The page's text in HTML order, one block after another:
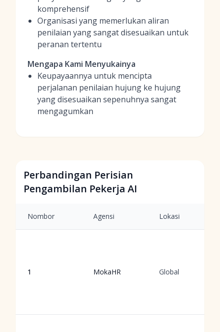
komprehensif
Organisasi yang memerlukan aliran
penilaian yang sangat disesuaikan untuk
peranan tertentu
Mengapa Kami Menyukainya
Keupayaannya untuk mencipta
perjalanan penilaian hujung ke hujung
yang disesuaikan sepenuhnya sangat
mengagumkan
Perbandingan Perisian
Pengambilan Pekerja AI
Nombor Agensi Lokasi
1 MokaHR Global